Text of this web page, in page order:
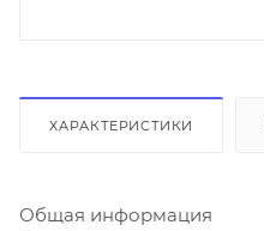
ХАРАКТЕРИСТИКИ
Общая информация